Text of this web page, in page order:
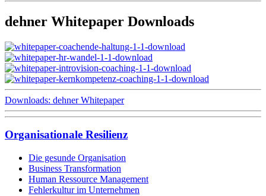
dehner Whitepaper Downloads
Downloads: dehner Whitepaper
Organisationale Resilienz
Die gesunde Organisation
Business Transformation
Human Ressource Management
Fehlerkultur im Unternehmen